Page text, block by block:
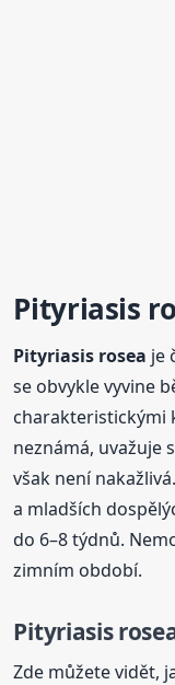
Pityriasis
Pityriasis rosea je
se obvykle vyvine
charakteristickými
neznámá, uvažuje
však není
a mladších
do 6–8 týdnů.
zimním období.
Pityriasis
Zde můžete vidět,